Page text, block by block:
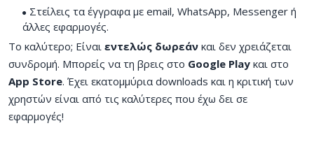
Στείλεις τα έγγραφα με email, WhatsApp, Messenger ή
άλλες εφαρμογές.
Το καλύτερο; Είναι εντελώς δωρεάν και δεν χρειάζεται
συνδρομή. Μπορείς να τη βρεις στο Google Play και στο
App Store. Έχει εκατομμύρια downloads και η κριτική των
χρηστών είναι από τις καλύτερες που έχω δει σε
εφαρμογές!